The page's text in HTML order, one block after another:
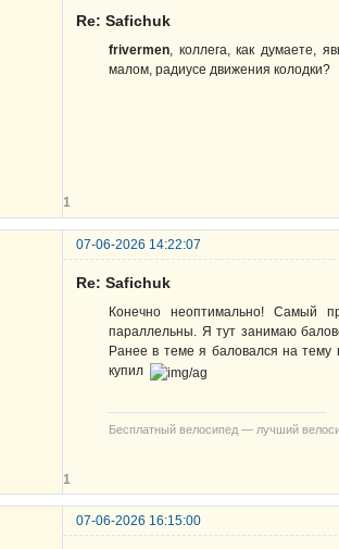
Re: Safichuk
frivermen, коллега, как думаете,
малом, радиусе движения колодки?
1
07-06-2026 14:22:07
Re: Safichuk
Конечно неоптимально! Самый
параллельны. Я тут занимаю
Ранее в теме я баловался на тему
купил
Бесплатный велосипед — лучший
1
07-06-2026 16:15:00